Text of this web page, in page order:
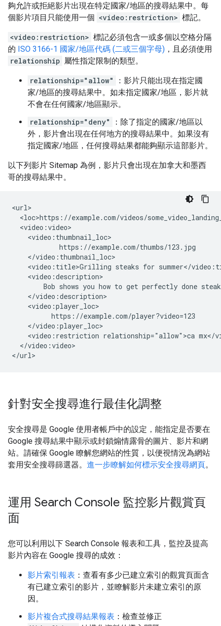
夠允許或拒絕影片出現在特定國家/地區的搜尋結果中。每
個影片項目只能使用一個 <video:restriction> 標記。
<video:restriction> 標記必須包含一或多個以空格分隔
的 ISO 3166-1 國家/地區代碼 (二或三個字母) ，且必須使用
relationship 屬性指定限制的類型。
relationship="allow"
：影片只能出現在指定國
家/地區的搜尋結果中。如未指定國家/地區，影片就
不會在任何國家/地區顯示。
relationship="deny"
：除了指定的國家/地區以
外，影片會出現在任何地方的搜尋結果中。如果沒有
指定國家/地區，任何搜尋結果都能夠顯示這部影片。
以下列影片 Sitemap 為例，影片只會出現在加拿大和墨西
哥的搜尋結果中。
<url>
<loc>https://example.com/videos/
  <video:video>
    <video:thumbnail_loc>
            https://example.com/thumbs/123.jpg
    </video:thumbnail_loc>
<video:title>Grilling steaks for summer</
    <video:description>
Bob shows you how to get perfectly done
    </video:description>
    <video:player_loc>
          https://example.com/player?video=123
    </video:player_loc>
<video:restriction relationship="allow">ca mx</
  </video:video>
</url>
針對安全搜尋進行最佳化調整
安全搜尋是 Google 使用者帳戶中的設定，能指定是否要在
Google 搜尋結果中顯示或封鎖煽情露骨的圖片、影片和網
站。請確保 Google 瞭解您網站的性質，以便視情況為網站
套用安全搜尋篩選器。 進一步瞭解如何標示安全搜尋網頁。
運用 Search Console 監控影片觀賞頁
面
您可以利用以下 Search Console 報表和工具，監控及提高
影片內容在 Google 搜尋的成效：
影片索引報表 ：查看有多少已建立索引的觀賞頁面含
有已建立索引的影片，並瞭解影片未建立索引的原
因。
影片複合式搜尋結果報表 ：檢查並修正